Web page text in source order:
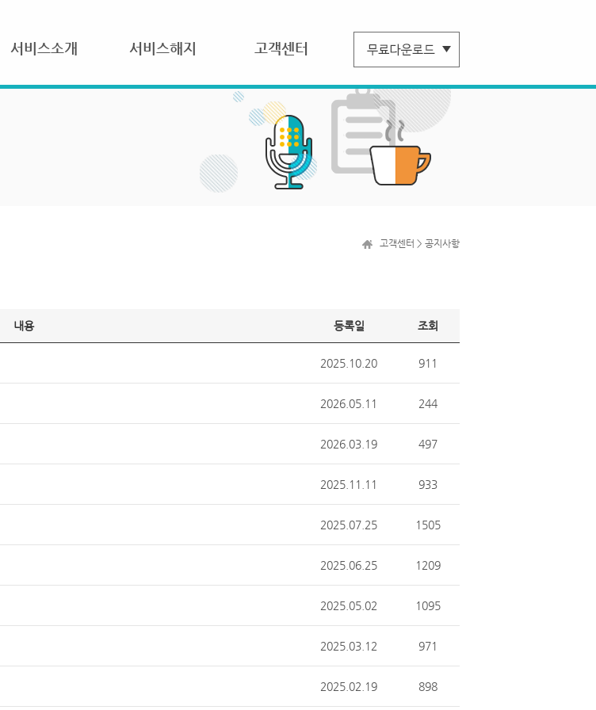
서비스소개 서비스해지 고객센터
고객센터 > 공지사항
내용 등록일 조회
2025.10.20 911
2026.05.11 244
2026.03.19 497
2025.11.11 933
2025.07.25 1505
2025.06.25 1209
2025.05.02 1095
2025.03.12 971
2025.02.19 898